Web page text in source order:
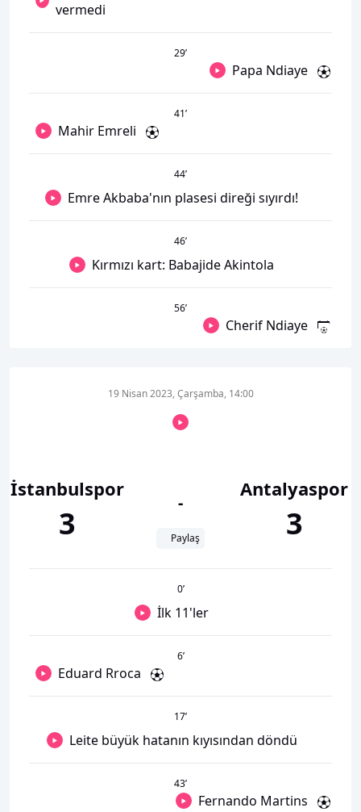
vermedi
29’
Papa Ndiaye
41’
Mahir Emreli
44’
Emre Akbaba'nın plasesi direği sıyırdı!
46’
Kırmızı kart: Babajide Akintola
56’
Cherif Ndiaye
İstanbulspor
3
19 Nisan 2023, Çarşamba, 14:00
-
Paylaş
Antalyaspor
3
0’
İlk 11'ler
6’
Eduard Rroca
17’
Leite büyük hatanın kıyısından döndü
43’
Fernando Martins